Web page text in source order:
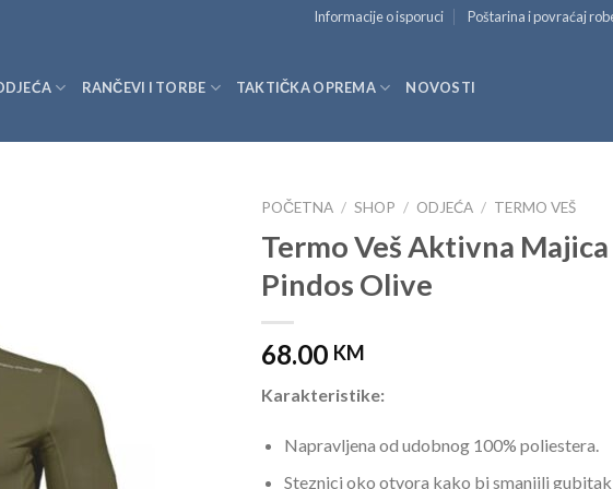
Informacije o isporuci Poštarina i povraćaj
RANČEVI I TORBE TAKTIČKA OPREMA NOVOSTI
POČETNA / SHOP / ODJEĆA / TERMO VEŠ
Termo Veš Aktivna Majica
Pindos Olive
68.00 KM
Karakteristike:
Napravljena od udobnog 100% poliestera.
Steznici oko otvora kako bi smanjili gubitak